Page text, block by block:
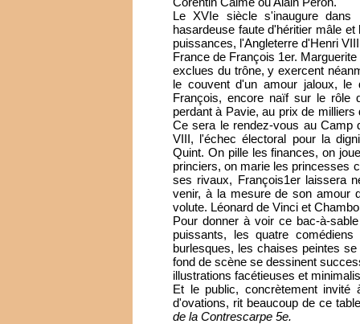
Le XVIe siècle s'inaugure
hasardeuse faute d'héritier mâle
puissances, l'Angleterre d'Henri
France de François 1er.
exclues du trône, y exercent
le couvent d'un amour jaloux, le
François, encore naïf sur le rôle
perdant à Pavie, au prix de
Ce sera le rendez-vous au Camp
VIII, l'échec électoral pour la
Quint. On pille les finances, on
princiers, on marie les princesses
ses rivaux, François1er laissera
venir, à la mesure de son amour
volute. Léonard de Vinci et
Pour donner à voir ce bac-à-
puissants, les quatre
burlesques, les chaises peintes
fond de scène se dessinent
illustrations facétieuses et
Et le public, concrètement
d'ovations, rit beaucoup de ce
de la Contrescarpe 5e.